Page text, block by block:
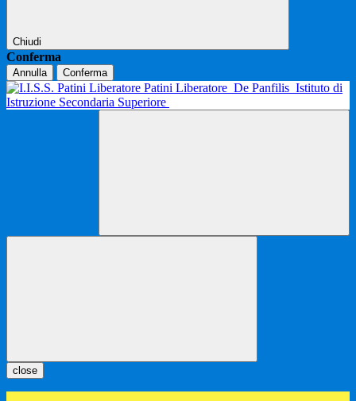
Chiudi
Conferma
Annulla Conferma
Patini Liberatore De Panfilis Istituto di
Istruzione Secondaria Superiore
close